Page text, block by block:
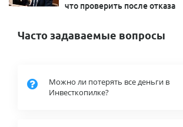
что проверить после отказа
Часто задаваемые вопросы
Можно ли потерять все деньги в
Инвесткопилке?